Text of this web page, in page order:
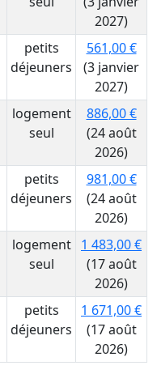
2027)
petits
déjeuners
561,00 €
(3 janvier
2027)
logement
seul
886,00 €
(24 août
2026)
petits
déjeuners
981,00 €
(24 août
2026)
logement
seul
1 483,00 €
(17 août
2026)
petits
déjeuners
1 671,00 €
(17 août
2026)